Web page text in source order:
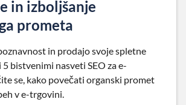
in izboljšanje
prometa
in prodajo svoje spletne
bistvenimi nasveti SEO za e-
se, kako povečati organski promet
v e-trgovini.